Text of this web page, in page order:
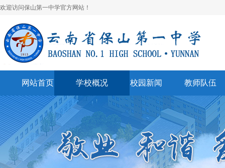
欢迎访问保山第一中学官方网站！
网站首页 学校概况
学校简介
领导班子
学校荣誉
校园新闻
校园快讯
一中视听
通知公告
教师队伍
学科建设
名师风采
表彰奖励